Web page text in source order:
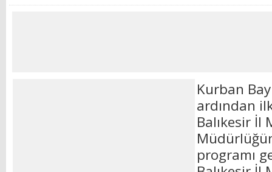
Kurban
ardından
Balıkesir İl
programı